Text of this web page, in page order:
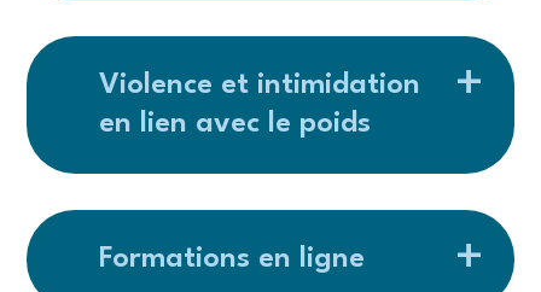
Violence et intimidation
en lien avec le poids
Formations en ligne